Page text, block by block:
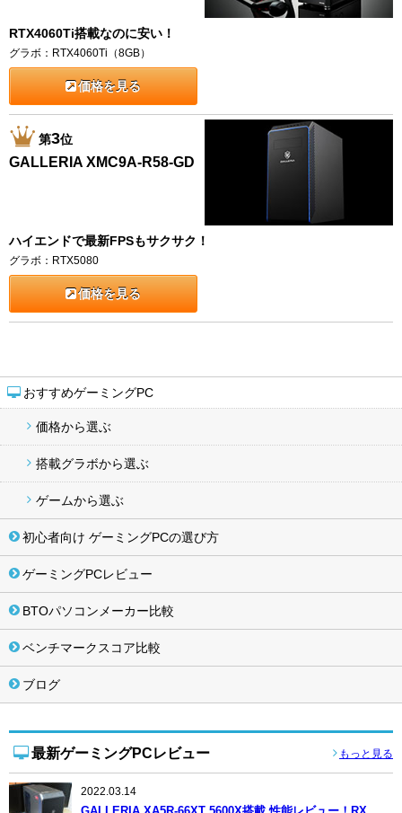
おすすめゲーミングPC
価格から選ぶ
搭載グラボから選ぶ
ゲームから選ぶ
初心者向け ゲーミングPCの選び方
ゲーミングPCレビュー
BTOパソコンメーカー比較
ベンチマークスコア比較
ブログ
最新ゲーミングPCレビュー もっと見る
2022.03.14
RTX4060Ti搭載なのに安い！
グラボ：RTX4060Ti（8GB）
価格を見る
第3位
GALLERIA XMC9A-R58-GD
ハイエンドで最新FPSもサクサク！
グラボ：RTX5080
価格を見る